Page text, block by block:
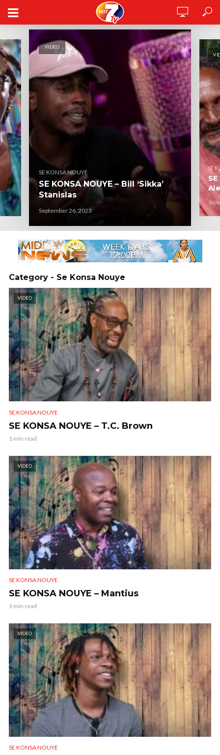
VIDEO
SE KONSA NOUYE
SE KONSA NOUYE – Bill ‘Sikka’
Stanislas
September 26, 2023
SE
Category - Se Konsa Nouye
VIDEO
SE KONSA NOUYE
SE KONSA NOUYE – T.C. Brown
1 min read
VIDEO
SE KONSA NOUYE
SE KONSA NOUYE – Mantius
1 min read
VIDEO
SE KONSA NOUYE